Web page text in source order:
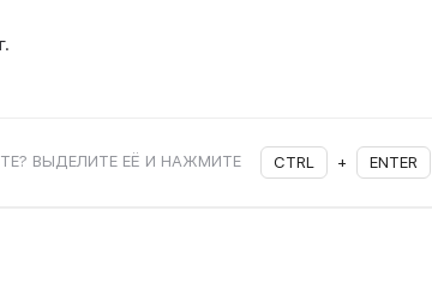
ВЫДЕЛИТЕ ЕЁ И НАЖМИТЕ CTRL + ENTER